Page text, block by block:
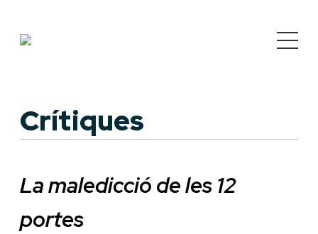
Crítiques
La maledicció de les 12
portes